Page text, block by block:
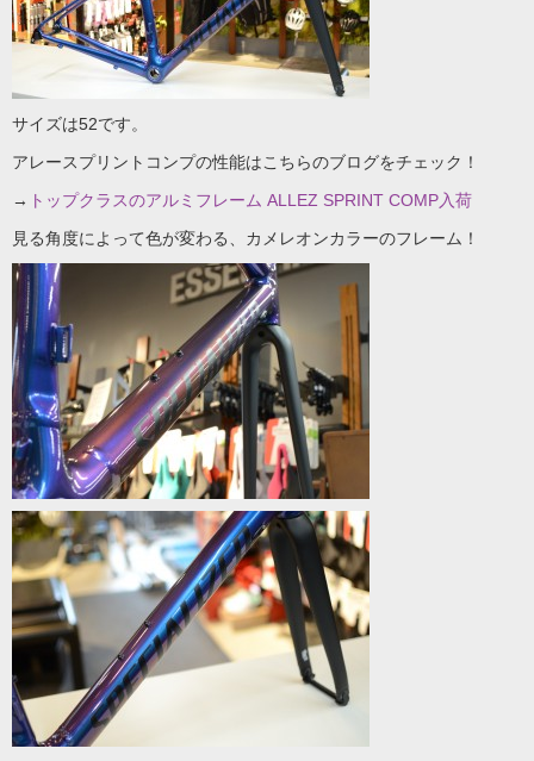
サイズは52です。
アレースプリントコンプの性能はこちらのブログをチェック！
→ トップクラスのアルミフレーム ALLEZ SPRINT COMP入荷
見る角度によって色が変わる、カメレオンカラーのフレーム！